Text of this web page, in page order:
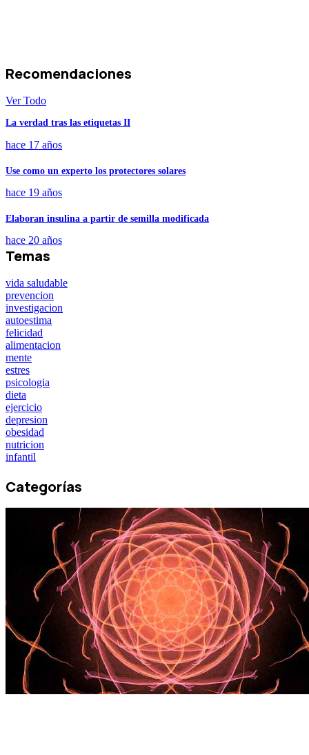
Recomendaciones
Ver Todo
La verdad tras las etiquetas II
hace 17 años
Use como un experto los protectores solares
hace 19 años
Elaboran insulina a partir de semilla modificada
hace 20 años
Temas
vida saludable
prevencion
investigacion
autoestima
felicidad
alimentacion
mente
estres
psicologia
dieta
ejercicio
depresion
obesidad
nutricion
infantil
Categorías